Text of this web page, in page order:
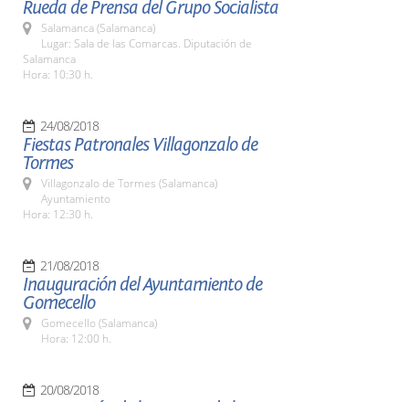
Rueda de Prensa del Grupo Socialista
Salamanca (Salamanca)
Lugar: Sala de las Comarcas. Diputación de
Salamanca
Hora: 10:30 h.
24/08/2018
Fiestas Patronales Villagonzalo de
Tormes
Villagonzalo de Tormes (Salamanca)
Ayuntamiento
Hora: 12:30 h.
21/08/2018
Inauguración del Ayuntamiento de
Gomecello
Gomecello (Salamanca)
Hora: 12:00 h.
20/08/2018